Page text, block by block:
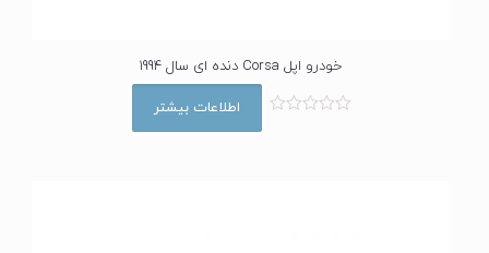
خودرو اپل Corsa دنده ای سال 1994
اطلاعات بیشتر